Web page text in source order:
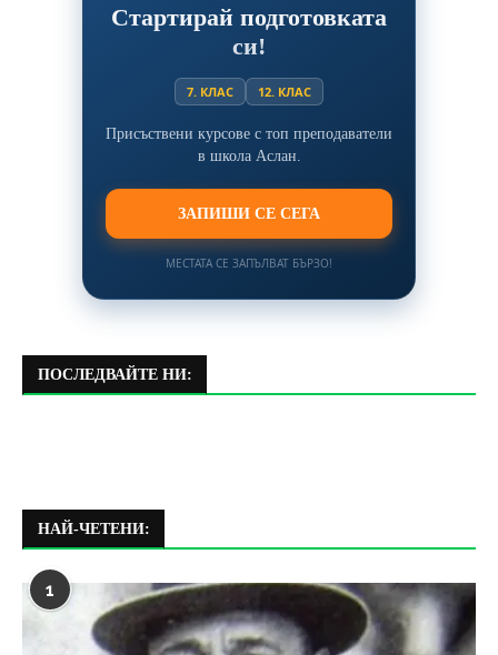
Стартирай подготовката
си!
7. КЛАС 12. КЛАС
Присъствени курсове с топ преподаватели
в школа Аслан.
ЗАПИШИ СЕ СЕГА
МЕСТАТА СЕ ЗАПЪЛВАТ БЪРЗО!
ПОСЛЕДВАЙТЕ НИ:
НАЙ-ЧЕТЕНИ:
1